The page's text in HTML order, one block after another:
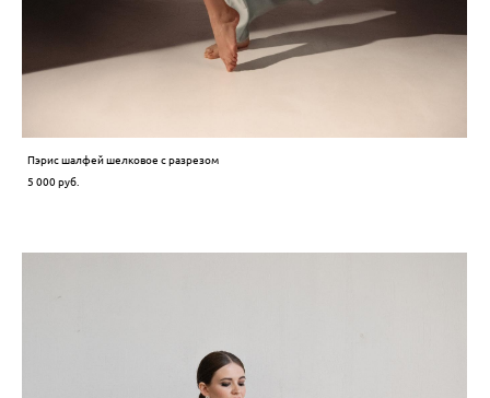
Пэрис шалфей шелковое с разрезом
5 000 pуб.